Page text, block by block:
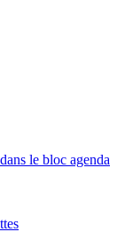
le bloc agenda